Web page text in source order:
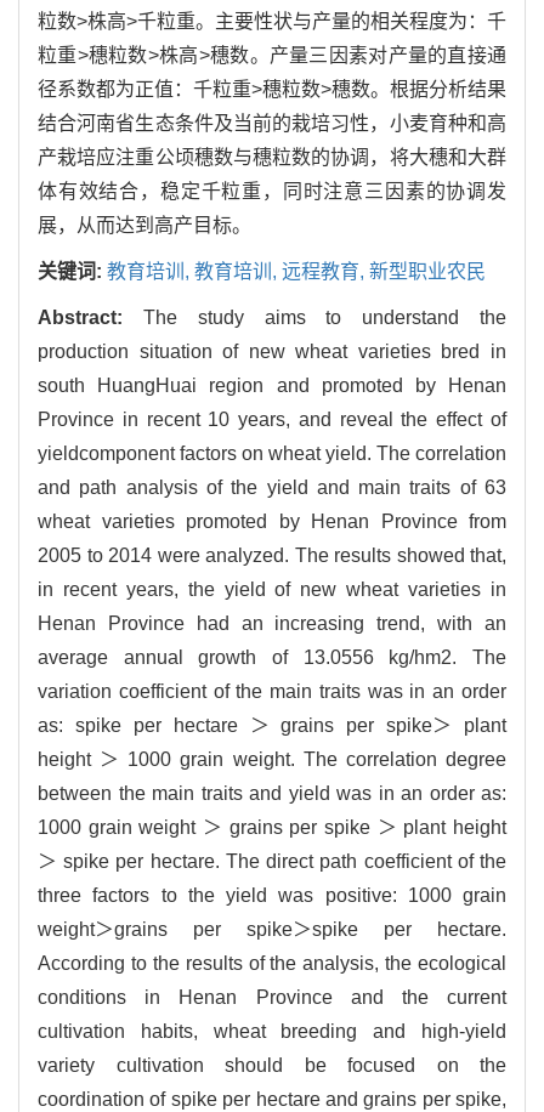
粒数>株高>千粒重。主要性状与产量的相关程度为：千
粒重>穗粒数>株高>穗数。产量三因素对产量的直接通
径系数都为正值：千粒重>穗粒数>穗数。根据分析结果
结合河南省生态条件及当前的栽培习性，小麦育种和高
产栽培应注重公顷穗数与穗粒数的协调，将大穗和大群
体有效结合，稳定千粒重，同时注意三因素的协调发
展，从而达到高产目标。
关键词: 教育培训, 教育培训, 远程教育, 新型职业农民
Abstract: The study aims to understand the
production situation of new wheat varieties bred in
south HuangHuai region and promoted by Henan
Province in recent 10 years, and reveal the effect of
yieldcomponent factors on wheat yield. The correlation
and path analysis of the yield and main traits of 63
wheat varieties promoted by Henan Province from
2005 to 2014 were analyzed. The results showed that,
in recent years, the yield of new wheat varieties in
Henan Province had an increasing trend, with an
average annual growth of 13.0556 kg/hm2. The
variation coefficient of the main traits was in an order
as: spike per hectare ＞ grains per spike＞ plant
height ＞ 1000 grain weight. The correlation degree
between the main traits and yield was in an order as:
1000 grain weight ＞ grains per spike ＞ plant height
＞ spike per hectare. The direct path coefficient of the
three factors to the yield was positive: 1000 grain
weight＞grains per spike＞spike per hectare.
According to the results of the analysis, the ecological
conditions in Henan Province and the current
cultivation habits, wheat breeding and high-yield
variety cultivation should be focused on the
coordination of spike per hectare and grains per spike,